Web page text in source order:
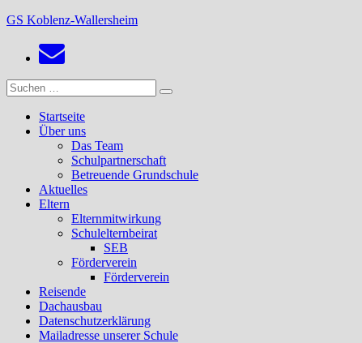
Zum
springen
GS Koblenz-Wallersheim
Suchen
nach:
Suchen
Startseite
Über uns
Das Team
Schulpartnerschaft
Betreuende Grundschule
Aktuelles
Eltern
Elternmitwirkung
Schulelternbeirat
SEB
Förderverein
Förderverein
Reisende
Dachausbau
Datenschutzerklärung
Mailadresse unserer Schule